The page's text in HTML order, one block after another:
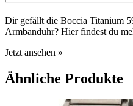
Dir gefällt die Boccia Titanium
Armbanduhr? Hier findest du
Jetzt ansehen »
Ähnliche Produkte